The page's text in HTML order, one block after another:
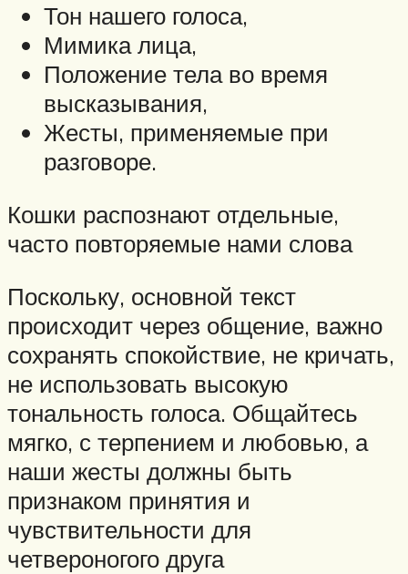
Тон нашего голоса,
Мимика лица,
Положение тела во время
высказывания,
Жесты, применяемые при
разговоре.
Кошки распознают отдельные,
часто повторяемые нами слова
Поскольку, основной текст
происходит через общение, важно
сохранять спокойствие, не кричать,
не использовать высокую
тональность голоса. Общайтесь
мягко, с терпением и любовью, а
наши жесты должны быть
признаком принятия и
чувствительности для
четвероногого друга